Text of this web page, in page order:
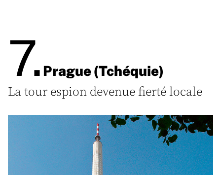
7.Prague (Tchéquie)
La tour espion devenue fierté locale